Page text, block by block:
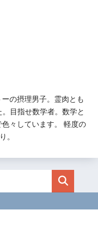
の摂理男子。霊肉とも
目指せ数学者。数学と
々しています。 軽度の
。